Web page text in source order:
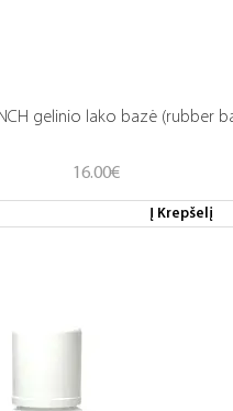
gelinio lako bazė (rubber
16.00€
Į Krepšelį